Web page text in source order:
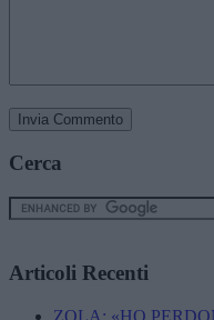
Cerca
Articoli Recenti
ZOLA: «HO